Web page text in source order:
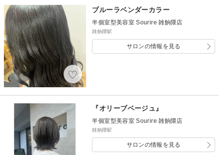
ブルーラベンダーカラー
半個室型美容室 Sourire 雑餉隈店
雑餉隈駅
サロンの情報を見る
『オリーブベージュ』
半個室型美容室 Sourire 雑餉隈店
雑餉隈駅
サロンの情報を見る